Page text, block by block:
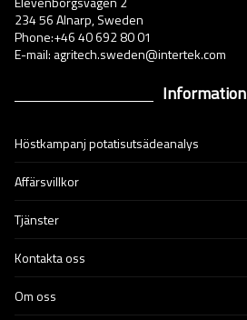
234 56 Alnarp, Sweden
Phone:+46 40 692 80 01
E-mail: agritech.sweden@intertek.com
Information
Höstkampanj potatisutsädeanalys
Affärsvillkor
Tjänster
Kontakta oss
Om oss